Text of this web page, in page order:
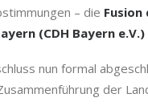
– die
(CDH Bayern e.V.)
nun formal
der